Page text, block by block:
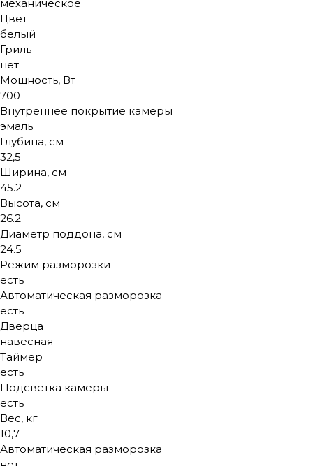
механическое
Цвет
белый
Гриль
нет
Мощность, Вт
700
Внутреннее покрытие камеры
эмаль
Глубина, см
32,5
Ширина, см
45.2
Высота, см
26.2
Диаметр поддона, см
24.5
Режим разморозки
есть
Автоматическая разморозка
есть
Дверца
навесная
Таймер
есть
Подсветка камеры
есть
Вес, кг
10,7
Автоматическая разморозка